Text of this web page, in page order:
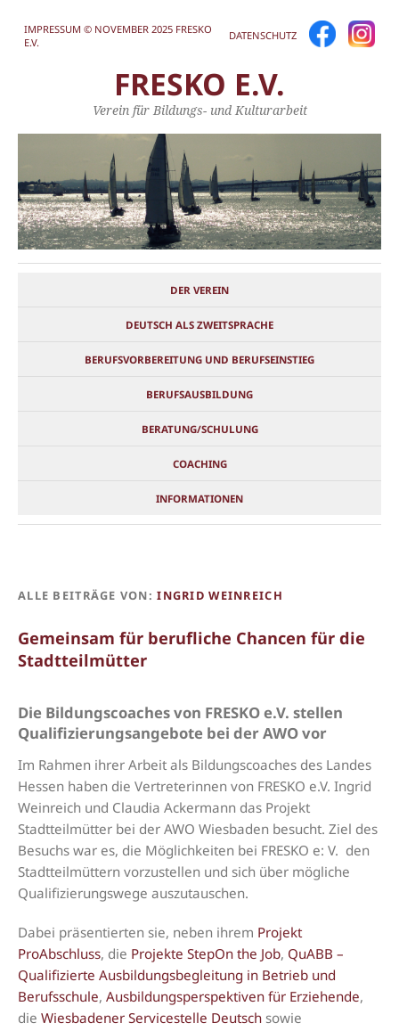
IMPRESSUM © NOVEMBER 2025 FRESKO
E.V.
DATENSCHUTZ
FRESKO E.V.
Verein für Bildungs- und Kulturarbeit
DER VEREIN
DEUTSCH ALS ZWEITSPRACHE
BERUFSVORBEREITUNG UND BERUFSEINSTIEG
BERUFSAUSBILDUNG
BERATUNG/SCHULUNG
COACHING
INFORMATIONEN
ALLE BEITRÄGE VON:INGRID WEINREICH
Gemeinsam für berufliche Chancen für die
Stadtteilmütter
Die Bildungscoaches von FRESKO e.V. stellen
Qualifizierungsangebote bei der AWO vor
Im Rahmen ihrer Arbeit als Bildungscoaches des Landes
Hessen haben die Vertreterinnen von FRESKO e.V. Ingrid
Weinreich und Claudia Ackermann das Projekt
Stadtteilmütter bei der AWO Wiesbaden besucht. Ziel des
Besuchs war es, die Möglichkeiten bei FRESKO e: V. den
Stadtteilmüttern vorzustellen und sich über mögliche
Qualifizierungswege auszutauschen.
Dabei präsentierten sie, neben ihrem Projekt
ProAbschluss, die Projekte StepOn the Job, QuABB –
Qualifizierte Ausbildungsbegleitung in Betrieb und
Berufsschule, Ausbildungsperspektiven für Erziehende,
die Wiesbadener Servicestelle Deutsch sowie